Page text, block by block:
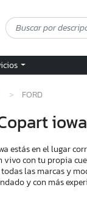
FORD
iowa
estás en el lugar
con tu propia
las marcas y
y con más